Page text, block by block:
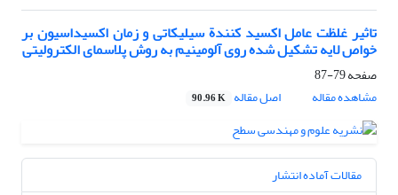
تاثیر غلظت عامل اکسید کنندة سیلیکاتی و زمان اکسیداسیون بر
خواص لایه تشکیل شده روی آلومینیم به روش پلاسمای الکترولیتی
صفحه79-87
مشاهده مقاله
اصل مقاله 90.96 K
مقالات آماده انتشار